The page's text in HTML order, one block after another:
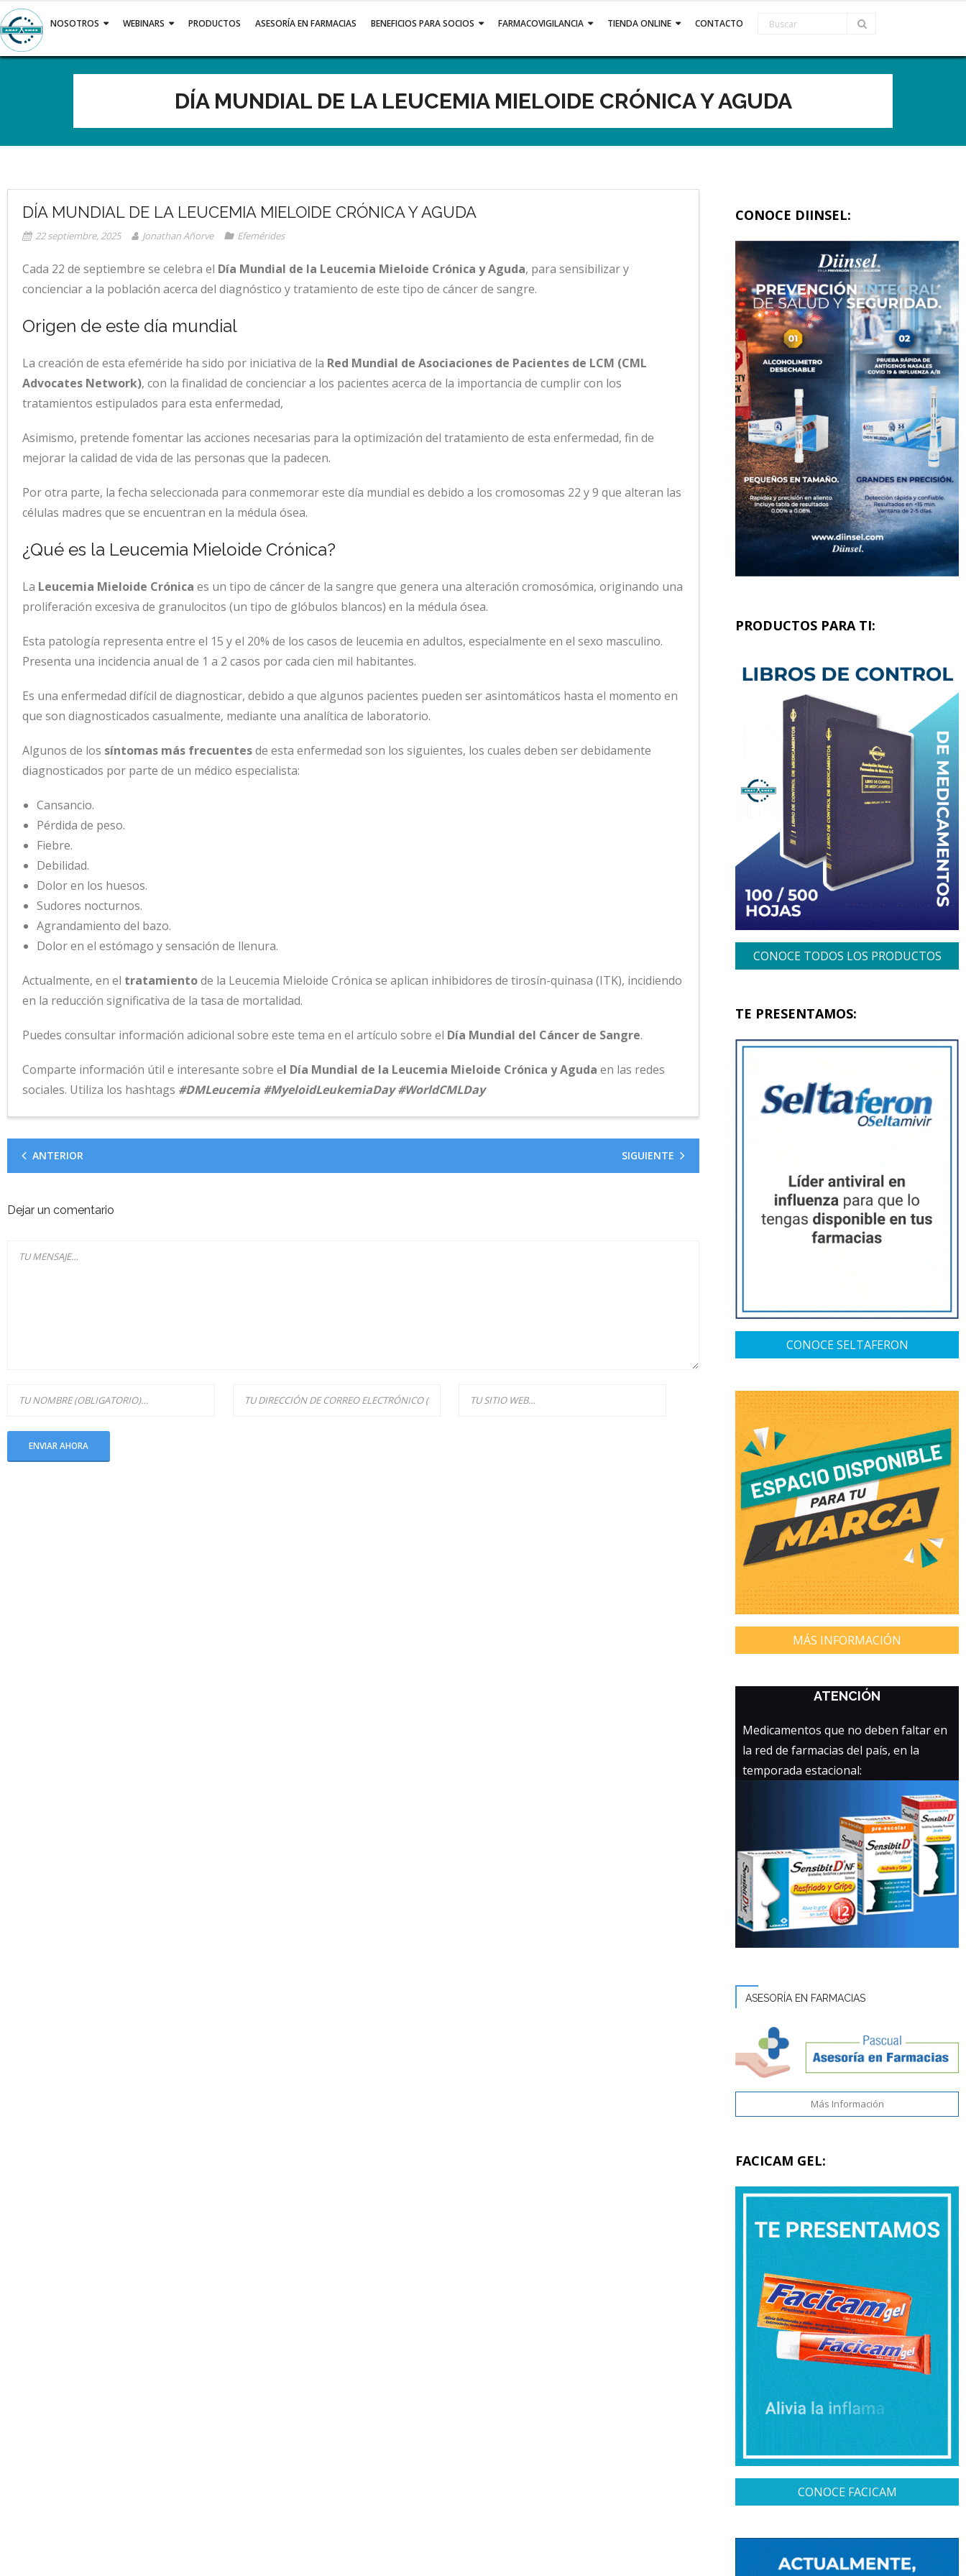
Saltar
al
contenido
NOSOTROS WEBINARS PRODUCTOS ASESORÍA EN FARMACIAS BENEFICIOS PARA SOCIOS FARMACOVIGILANCIA TIENDA ONLINE CONTACTO
DÍA MUNDIAL DE LA LEUCEMIA MIELOIDE CRÓNICA Y AGUDA
DÍA MUNDIAL DE LA LEUCEMIA MIELOIDE CRÓNICA Y AGUDA
22 septiembre, 2025 Jonathan Añorve Efemérides
Cada 22 de septiembre se celebra el Día Mundial de la Leucemia Mieloide Crónica y Aguda, para sensibilizar y
concienciar a la población acerca del diagnóstico y tratamiento de este tipo de cáncer de sangre.
Origen de este día mundial
La creación de esta efeméride ha sido por iniciativa de la Red Mundial de Asociaciones de Pacientes de LCM (CML
Advocates Network), con la finalidad de concienciar a los pacientes acerca de la importancia de cumplir con los
tratamientos estipulados para esta enfermedad,
Asimismo, pretende fomentar las acciones necesarias para la optimización del tratamiento de esta enfermedad, fin de
mejorar la calidad de vida de las personas que la padecen.
Por otra parte, la fecha seleccionada para conmemorar este día mundial es debido a los cromosomas 22 y 9 que alteran las
células madres que se encuentran en la médula ósea.
¿Qué es la Leucemia Mieloide Crónica?
La Leucemia Mieloide Crónica es un tipo de cáncer de la sangre que genera una alteración cromosómica, originando una
proliferación excesiva de granulocitos (un tipo de glóbulos blancos) en la médula ósea.
Esta patología representa entre el 15 y el 20% de los casos de leucemia en adultos, especialmente en el sexo masculino.
Presenta una incidencia anual de 1 a 2 casos por cada cien mil habitantes.
Es una enfermedad difícil de diagnosticar, debido a que algunos pacientes pueden ser asintomáticos hasta el momento en
que son diagnosticados casualmente, mediante una analítica de laboratorio.
Algunos de los síntomas más frecuentesde esta enfermedad son los siguientes, los cuales deben ser debidamente
diagnosticados por parte de un médico especialista:
Cansancio.
Pérdida de peso.
Fiebre.
Debilidad.
Dolor en los huesos.
Sudores nocturnos.
Agrandamiento del bazo.
Dolor en el estómago y sensación de llenura.
Actualmente, en el tratamientode la Leucemia Mieloide Crónica se aplican inhibidores de tirosín-quinasa (ITK), incidiendo
en la reducción significativa de la tasa de mortalidad.
Puedes consultar información adicional sobre este tema en el artículo sobre el Día Mundial del Cáncer de Sangre.
Comparte información útil e interesante sobre el Día Mundial de la Leucemia Mieloide Crónica y Aguda en las redes
sociales. Utiliza los hashtags #DMLeucemia #MyeloidLeukemiaDay #WorldCMLDay
ANTERIOR SIGUIENTE
Dejar un comentario
CONOCE DIINSEL:
PRODUCTOS PARA TI:
CONOCE TODOS LOS PRODUCTOS
TE PRESENTAMOS:
CONOCE SELTAFERON
MÁS INFORMACIÓN
ATENCIÓN
Medicamentos que no deben faltar en
la red de farmacias del país, en la
temporada estacional:
ASESORÍA EN FARMACIAS
Más Información
FACICAM GEL:
CONOCE FACICAM